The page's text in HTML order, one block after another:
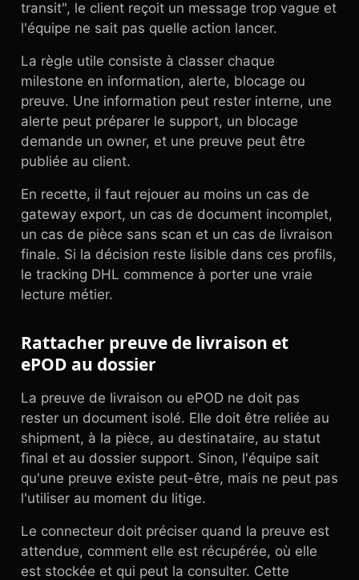
transit", le client reçoit un message trop vague et
l'équipe ne sait pas quelle action lancer.
La règle utile consiste à classer chaque
milestone en information, alerte, blocage ou
preuve. Une information peut rester interne, une
alerte peut préparer le support, un blocage
demande un owner, et une preuve peut être
publiée au client.
En recette, il faut rejouer au moins un cas de
gateway export, un cas de document incomplet,
un cas de pièce sans scan et un cas de livraison
finale. Si la décision reste lisible dans ces profils,
le tracking DHL commence à porter une vraie
lecture métier.
Rattacher preuve de livraison et
ePOD au dossier
La preuve de livraison ou ePOD ne doit pas
rester un document isolé. Elle doit être reliée au
shipment, à la pièce, au destinataire, au statut
final et au dossier support. Sinon, l'équipe sait
qu'une preuve existe peut-être, mais ne peut pas
l'utiliser au moment du litige.
Le connecteur doit préciser quand la preuve est
attendue, comment elle est récupérée, où elle
est stockée et qui peut la consulter. Cette